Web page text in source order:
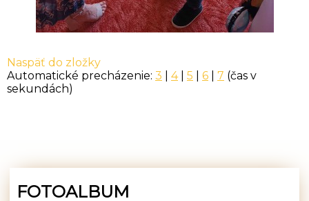
Naspäť do zložky
Automatické precházenie: 3 4| 5 6 7 (čas v
sekundách)
FOTOALBUM